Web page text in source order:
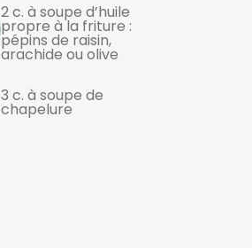
2 c. à soupe d’huile
propre à la friture :
pépins de raisin,
arachide ou olive
3 c. à soupe de
chapelure